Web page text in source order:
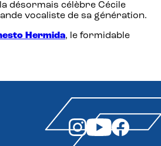
désormais célèbre Cécile
vocaliste de sa génération.
Hermida, le formidable